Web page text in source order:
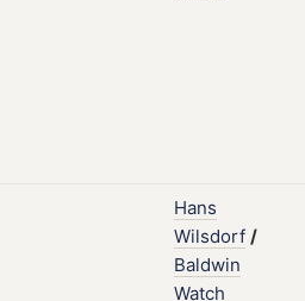
Hans
Wilsdorf /
Baldwin
Watch